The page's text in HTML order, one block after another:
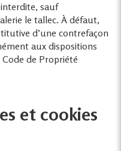
sauf
le tallec. À défaut,
d’une contrefaçon
aux dispositions
Code de Propriété
et cookies